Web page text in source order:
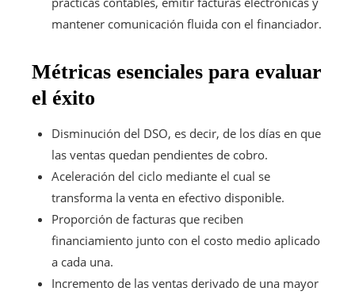
mantener comunicación fluida con el financiador.
Métricas esenciales para evaluar
el éxito
Disminución del DSO, es decir, de los días en que
las ventas quedan pendientes de cobro.
Aceleración del ciclo mediante el cual se
transforma la venta en efectivo disponible.
Proporción de facturas que reciben
financiamiento junto con el costo medio aplicado
a cada una.
Incremento de las ventas derivado de una mayor